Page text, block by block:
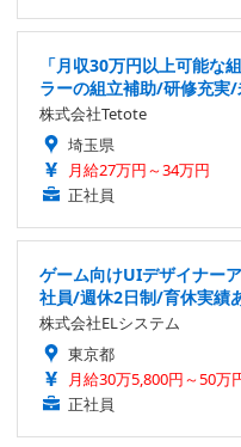
「月収30万円以上可能な
ラーの組立補助/研修充実
株式会社Tetote
埼玉県
月給27万円～34万円
正社員
ゲーム向けUIデザイナー
社員/週休2日制/育休実績
株式会社ELシステム
東京都
月給30万5,800円～50万
正社員